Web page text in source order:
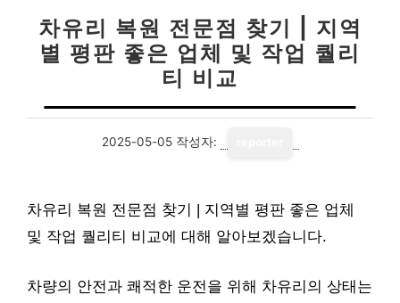
차유리 복원 전문점 찾기 | 지역
별 평판 좋은 업체 및 작업 퀄리
티 비교
2025-05-05 작성자:
차유리 복원 전문점 찾기 | 지역별 평판 좋은 업체
및 작업 퀄리티 비교에 대해 알아보겠습니다.
차량의 안전과 쾌적한 운전을 위해 차유리의 상태는